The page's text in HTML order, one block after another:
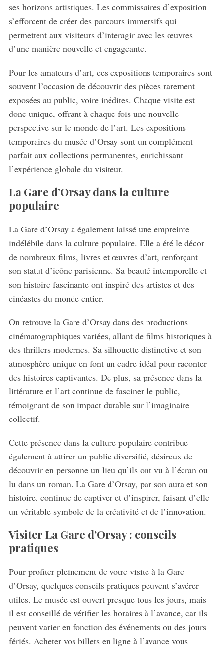
ses horizons artistiques. Les commissaires d’exposition
s’efforcent de créer des parcours immersifs qui
permettent aux visiteurs d’interagir avec les œuvres
d’une manière nouvelle et engageante.
Pour les amateurs d’art, ces expositions temporaires sont
souvent l’occasion de découvrir des pièces rarement
exposées au public, voire inédites. Chaque visite est
donc unique, offrant à chaque fois une nouvelle
perspective sur le monde de l’art. Les expositions
temporaires du musée d’Orsay sont un complément
parfait aux collections permanentes, enrichissant
l’expérience globale du visiteur.
La Gare d’Orsay dans la culture
populaire
La Gare d’Orsay a également laissé une empreinte
indélébile dans la culture populaire. Elle a été le décor
de nombreux films, livres et œuvres d’art, renforçant
son statut d’icône parisienne. Sa beauté intemporelle et
son histoire fascinante ont inspiré des artistes et des
cinéastes du monde entier.
On retrouve la Gare d’Orsay dans des productions
cinématographiques variées, allant de films historiques à
des thrillers modernes. Sa silhouette distinctive et son
atmosphère unique en font un cadre idéal pour raconter
des histoires captivantes. De plus, sa présence dans la
littérature et l’art continue de fasciner le public,
témoignant de son impact durable sur l’imaginaire
collectif.
Cette présence dans la culture populaire contribue
également à attirer un public diversifié, désireux de
découvrir en personne un lieu qu’ils ont vu à l’écran ou
lu dans un roman. La Gare d’Orsay, par son aura et son
histoire, continue de captiver et d’inspirer, faisant d’elle
un véritable symbole de la créativité et de l’innovation.
Visiter La Gare d’Orsay : conseils
pratiques
Pour profiter pleinement de votre visite à la Gare
d’Orsay, quelques conseils pratiques peuvent s’avérer
utiles. Le musée est ouvert presque tous les jours, mais
il est conseillé de vérifier les horaires à l’avance, car ils
peuvent varier en fonction des événements ou des jours
fériés. Acheter vos billets en ligne à l’avance vous